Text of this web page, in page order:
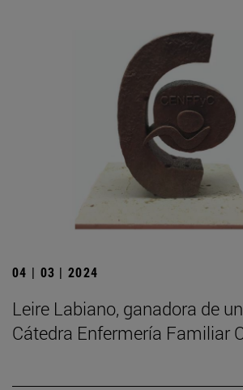
04 | 03 | 2024
Leire Labiano, ganadora de
Cátedra Enfermería Familiar